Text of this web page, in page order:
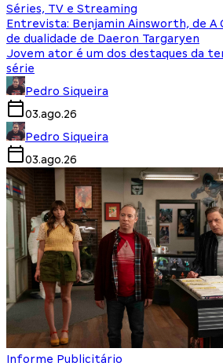
Séries, TV e Streaming
Entrevista: Benjamin Ainsworth, de A
de dualidade de Daeron Targaryen
Jovem ator é um dos destaques da
série
Pedro Siqueira
03.ago.26
Pedro Siqueira
03.ago.26
Informe Publicitário